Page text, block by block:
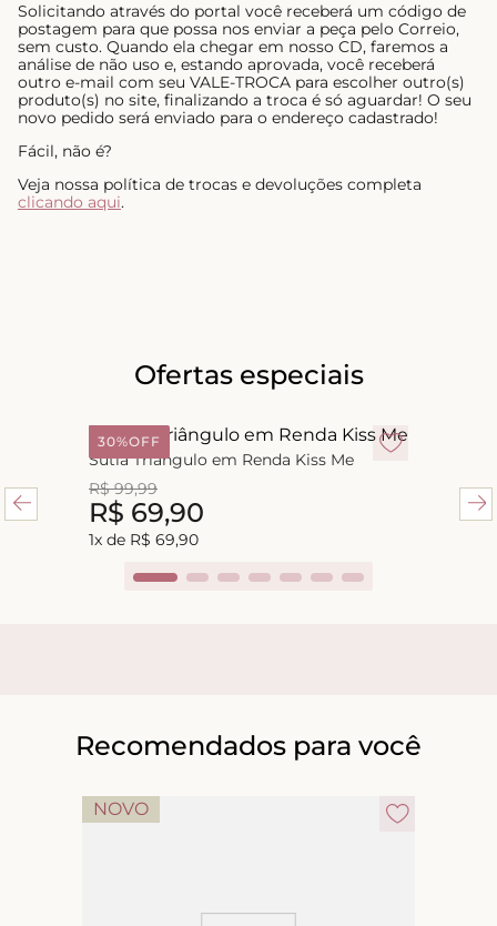
Solicitando através do portal você receberá um código de
postagem para que possa nos enviar a peça pelo Correio,
sem custo. Quando ela chegar em nosso CD, faremos a
análise de não uso e, estando aprovada, você receberá
outro e-mail com seu VALE-TROCA para escolher outro(s)
produto(s) no site, finalizando a troca é só aguardar! O seu
novo pedido será enviado para o endereço cadastrado!
Fácil, não é?
Veja nossa política de trocas e devoluções completa
clicando aqui.
Ofertas especiais
30%OFF
Sutiã Triângulo em Renda Kiss Me
R$ 99,99
R$ 69,90
1x de R$ 69,90
Recomendados para você
NOVO